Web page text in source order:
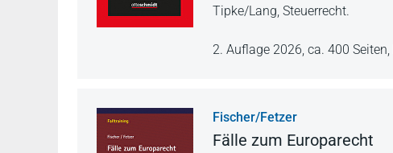
Tipke/Lang, Steuerrecht.
2. Auflage 2026, ca. 400 Seiten,
Fischer/Fetzer
Fälle zum Europarecht